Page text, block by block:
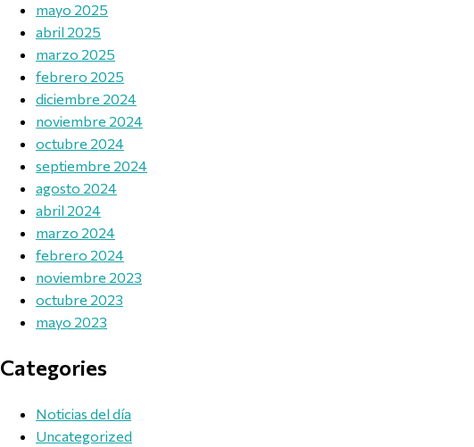
mayo 2025
abril 2025
marzo 2025
febrero 2025
diciembre 2024
noviembre 2024
octubre 2024
septiembre 2024
agosto 2024
abril 2024
marzo 2024
febrero 2024
noviembre 2023
octubre 2023
mayo 2023
Categories
Noticias del día
Uncategorized